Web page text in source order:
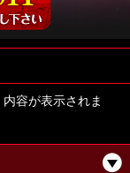
容が表示されま